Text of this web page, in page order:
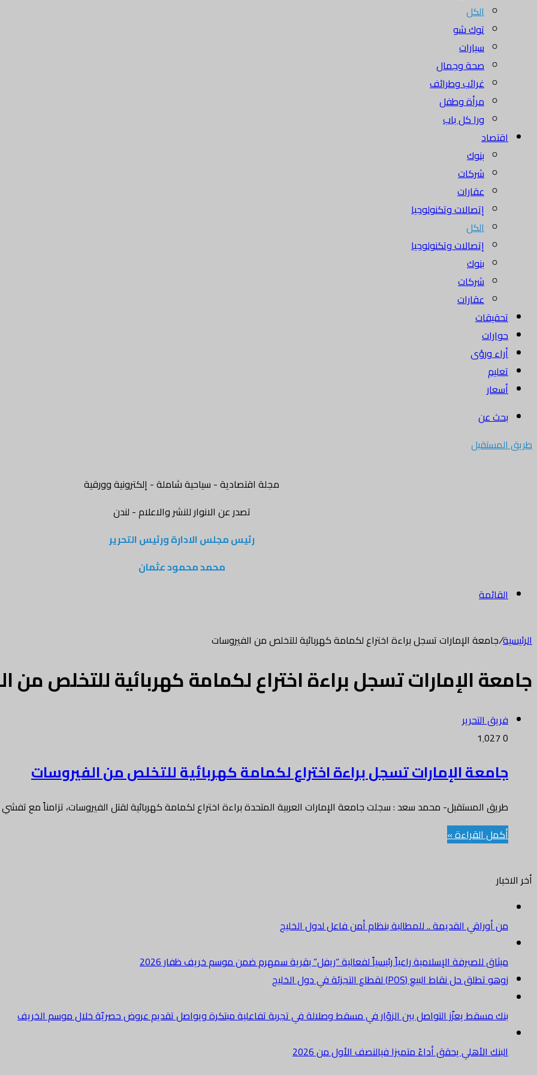
الكل
توك شو
سيارات
صحة وجمال
غرائب وطرائف
مرأة وطفل
ورا كل باب
اقتصاد
بنوك
شركات
عقارات
إتصالات وتكنولوجيا
الكل
إتصالات وتكنولوجيا
بنوك
شركات
عقارات
تحقيقات
حوارات
أراء ورؤى
تعليم
أسعار
بحث عن
طريق المستقبل
مجلة اقتصادية - سياحية شاملة - إلكترونية وورقية
تصدر عن الانوار للنشر والاعلام - لندن
رئيس مجلس الادارة ورئيس التحرير
محمد محمود عثمان
القائمة
الرئيسية/جامعة الإمارات تسجل براءة اختراع لكمامة كهربائية للتخلص من الفيروسات
جامعة الإمارات تسجل براءة اختراع لكمامة كهربائية للتخلص من
فريق التحرير
0
جامعة الإمارات تسجل براءة اختراع لكمامة كهربائية للتخلص من الفيروسات
طريق المستقبل- محمد سعد : سجلت جامعة الإمارات العربية المتحدة براءة اختراع لكمامة كهربائية لقتل الفيروسات، تزامناً مع
أكمل القراءة »
أخر الاخبار
من أوراقي القديمة .. للمطالبة بنظام أمن فاعل لدول الخليج
ميثاق للصيرفة الإسلامية راعياً رئيسياً لفعالية “ريفل” بقرية سمهرم ضمن موسم خريف ظفار 2026
زوهو تطلق حل نقاط البيع (POS) لقطاع التجزئة في دول الخليج
بنك مسقط يعزّز التواصل بين الزوّار في مسقط وصلالة في تجربة تفاعلية مبتكرة ويواصل تقديم عروض حصريّة خلال موسم الخريف
البنك الأهلي يحقق أداءً متميزا فيالنصف الأول من 2026